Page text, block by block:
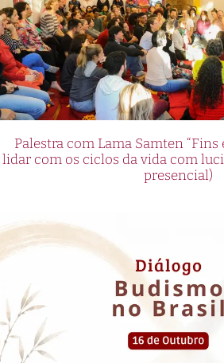
Palestra com Lama Samten
lidar com os ciclos da vida com
presencial)